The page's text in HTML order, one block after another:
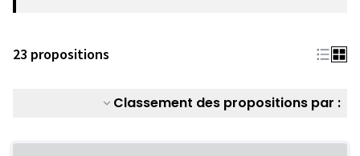
23 propositions
Classement des propositions par :